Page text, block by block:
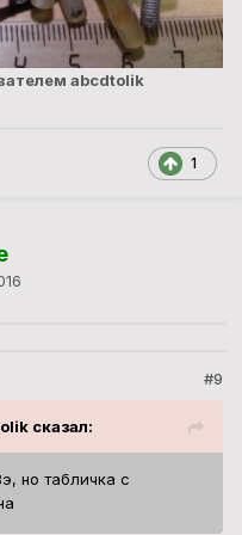
abcdtolik
1
#9
сказал:
но табличка с